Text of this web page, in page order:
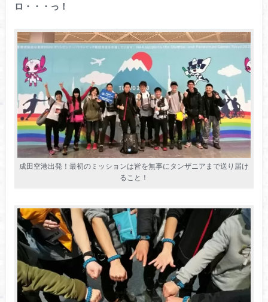
ロ・・・っ！
成田空港出発！最初のミッションは皆を無事にタンザニアまで送り届け
ること！